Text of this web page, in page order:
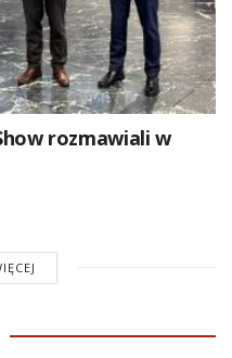
rozmawiali w